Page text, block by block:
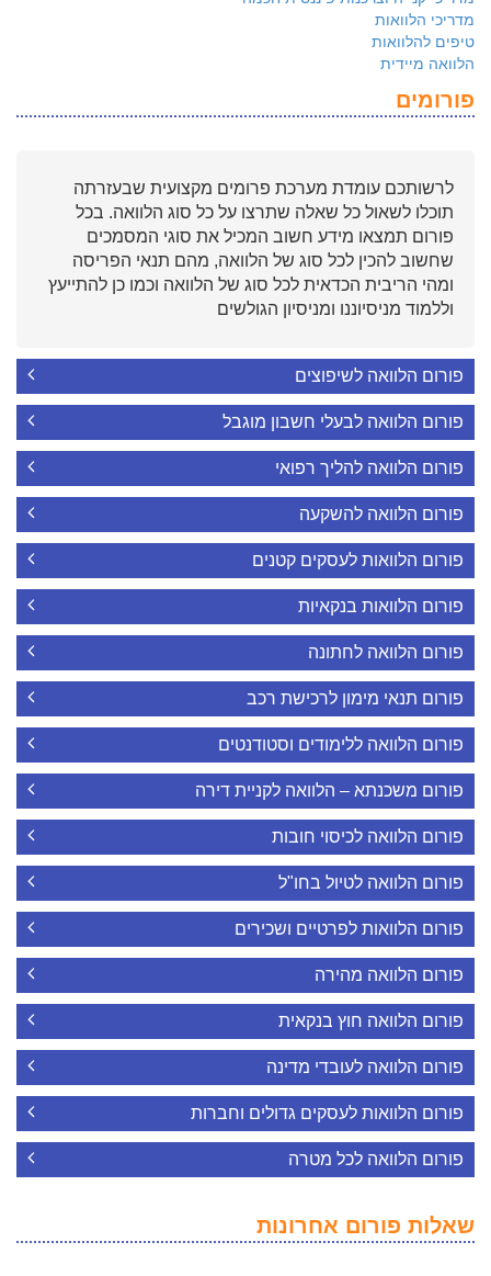
מדריכי הלוואות
טיפים להלוואות
הלוואה מיידית
פורומים
לרשותכם עומדת מערכת פרומים מקצועית שבעזרתה
תוכלו לשאול כל שאלה שתרצו על כל סוג הלוואה. בכל
פורום תמצאו מידע חשוב המכיל את סוגי המסמכים
שחשוב להכין לכל סוג של הלוואה, מהם תנאי הפריסה
ומהי הריבית הכדאית לכל סוג של הלוואה וכמו כן להתייעץ
וללמוד מניסיוננו ומניסיון הגולשים
פורום הלוואה לשיפוצים
פורום הלוואה לבעלי חשבון מוגבל
פורום הלוואה להליך רפואי
פורום הלוואה להשקעה
פורום הלוואות לעסקים קטנים
פורום הלוואות בנקאיות
פורום הלוואה לחתונה
פורום תנאי מימון לרכישת רכב
פורום הלוואה ללימודים וסטודנטים
פורום משכנתא – הלוואה לקניית דירה
פורום הלוואה לכיסוי חובות
פורום הלוואה לטיול בחו"ל
פורום הלוואות לפרטיים ושכירים
פורום הלוואה מהירה
פורום הלוואה חוץ בנקאית
פורום הלוואה לעובדי מדינה
פורום הלוואות לעסקים גדולים וחברות
פורום הלוואה לכל מטרה
שאלות פורום אחרונות